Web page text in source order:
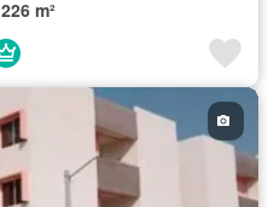
226 m²